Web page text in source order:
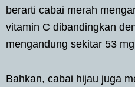
berarti cabai merah
vitamin C dibandingkan
mengandung sekitar 53
Bahkan, cabai hijau juga